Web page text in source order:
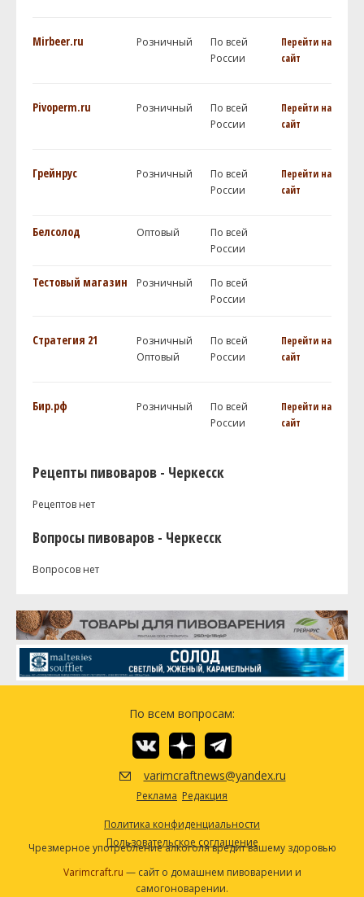
Mirbeer.ru Розничный
По всей
России
Перейти на
сайт
Pivoperm.ru Розничный
По всей
России
Перейти на
сайт
Грейнрус Розничный
По всей
России
Перейти на
сайт
Белсолод Оптовый
По всей
России
Тестовый магазин Розничный
По всей
России
Стратегия 21
Розничный
Оптовый
По всей
России
Перейти на
сайт
Бир.рф Розничный
По всей
России
Перейти на
сайт
Рецепты пивоваров - Черкесск
Рецептов нет
Вопросы пивоваров - Черкесск
Вопросов нет
По всем вопросам:
varimcraftnews@yandex.ru
Реклама Редакция
Политика конфиденциальности
Пользовательское соглашение
Чрезмерное употребление алкоголя вредит вашему здоровью
Varimcraft.ru — сайт о домашнем пивоварении и
самогоноварении.